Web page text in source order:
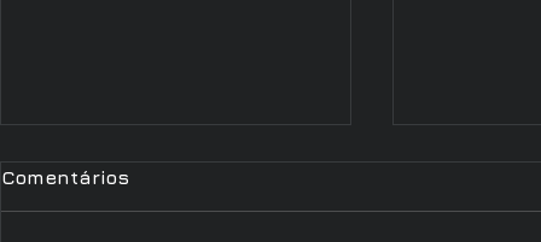
Comentários